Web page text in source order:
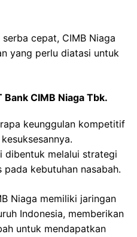
cepat, CIMB Niaga
yang perlu diatasi untuk
CIMB Niaga Tbk.
keunggulan kompetitif
dibentuk melalui strategi
kebutuhan nasabah.
Niaga memiliki jaringan
Indonesia, memberikan
untuk mendapatkan